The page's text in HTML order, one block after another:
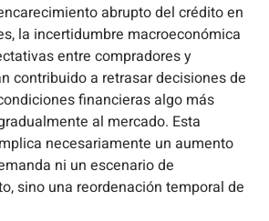
abrupto del crédito en
la incertidumbre macroeconómica
entre compradores y
contribuido a retrasar decisiones de
financieras algo más
al mercado. Esta
necesariamente un aumento
ni un escenario de
sino una reordenación temporal de